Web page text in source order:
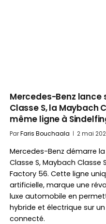
Mercedes-Benz
Classe S, la Maybach
même ligne à
ParFaris Bouchaala 2 mai
Mercedes-Benz démarre
Classe S, Maybach Classe
Factory 56. Cette ligne
artificielle, marque une
luxe automobile en
hybride et électrique sur
connecté.